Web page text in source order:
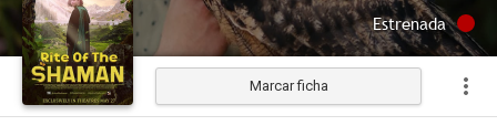
Estrenada
Marcar ficha